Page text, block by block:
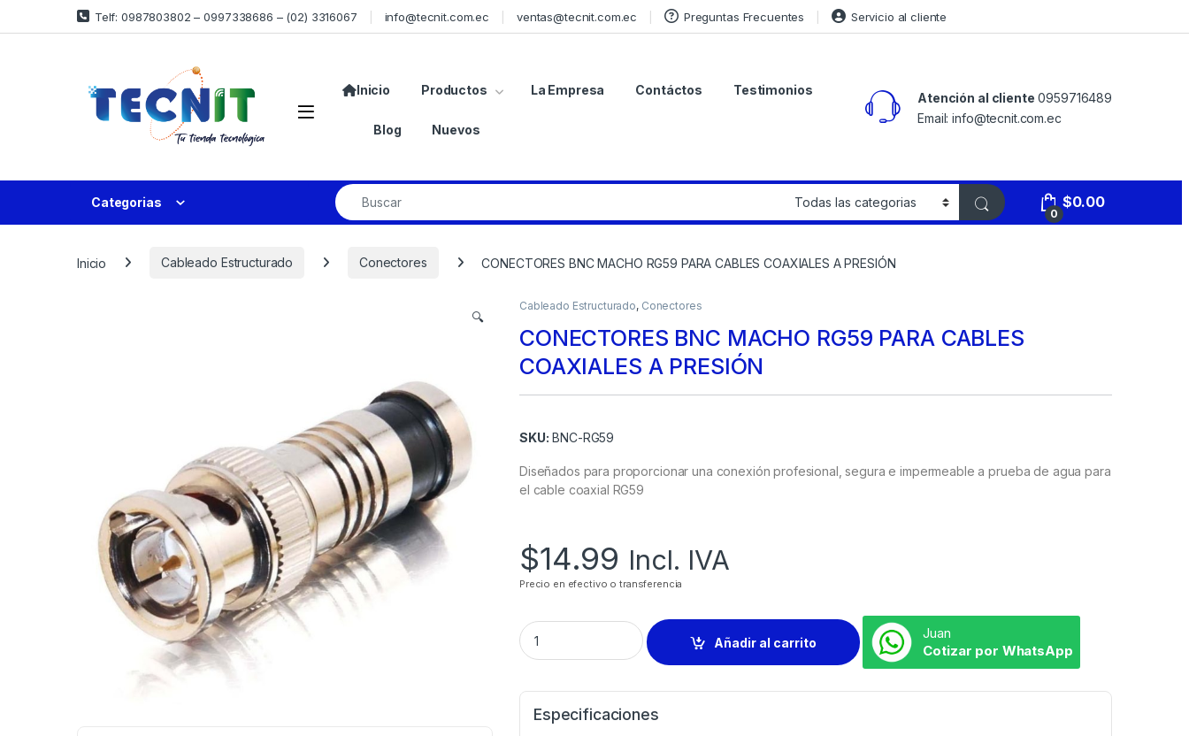
Telf: 0987803802 – 0997338686 – (02) 3316067 info@tecnit.com.ec ventas@tecnit.com.ec Preguntas Frecuentes Servicio al cliente
Inicio Productos La Empresa Contáctos Testimonios
Blog Nuevos
Atención al cliente 0959716489
Email: info@tecnit.com.ec
Categorias
0
$0.00
Inicio Cableado Estructurado Conectores CONECTORES BNC MACHO RG59 PARA CABLES COAXIALES A PRESIÓN
🔍
Cableado Estructurado, Conectores
CONECTORES BNC MACHO RG59 PARA CABLES
COAXIALES A PRESIÓN
SKU: BNC-RG59
Diseñados para proporcionar una conexión profesional, segura e impermeable a prueba de agua para
el cable coaxial RG59
$14.99 Incl. IVA
Precio en efectivo o transferencia
Añadir al carrito
Juan
Cotizar por WhatsApp
Especificaciones